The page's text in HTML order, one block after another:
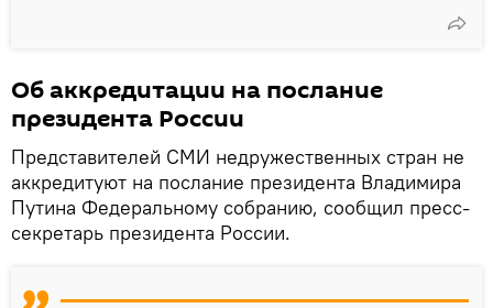
Об аккредитации на послание
президента России
Представителей СМИ недружественных стран не
аккредитуют на послание президента Владимира
Путина Федеральному собранию, сообщил пресс-
секретарь президента России.